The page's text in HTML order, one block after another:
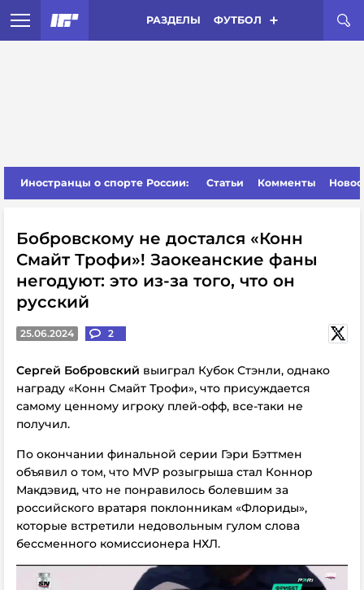
РАЗДЕЛЫ ФУТБОЛ
Иностранцы о спорте России: Статьи Комменты
Бобровскому не достался «Конн
Смайт Трофи»! Заокеанские фаны
негодуют: это из-за того, что он
русский
25.06.2024 2
Сергей Бобровский выиграл Кубок Стэнли, однако
награду «Конн Смайт Трофи», что присуждается
самому ценному игроку плей-офф, все-таки не
получил.
По окончании финальной серии Гэри Бэттмен
объявил о том, что MVP розыгрыша стал Коннор
Макдэвид, что не понравилось болевшим за
российского вратаря поклонникам «Флориды»,
которые встретили недовольным гулом слова
бессменного комиссионера НХЛ.